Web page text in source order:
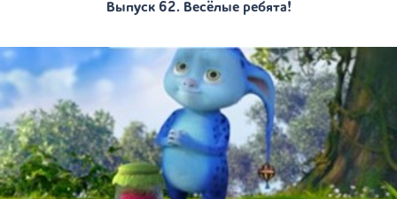
Выпуск 62. Весёлые ребята!